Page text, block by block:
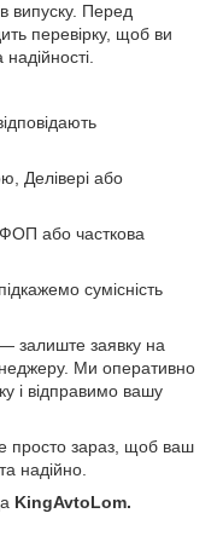
випуску. Перед
перевірку, щоб ви
Делівері або
або часткова
сумісність
залиште заявку на
Ми оперативно
і відправимо вашу
просто зараз, щоб ваш
надійно.
KingAvtoLom.